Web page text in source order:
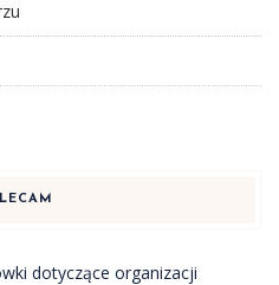
dotyczące organizacji